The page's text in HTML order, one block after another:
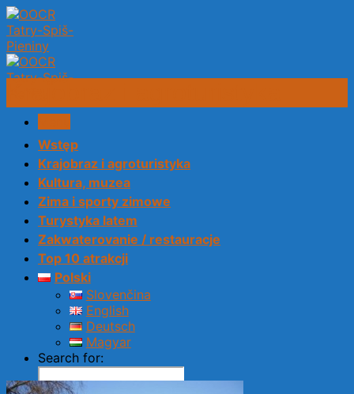
Skip
to
content
Wstęp
Krajobraz i agroturistyka
Kultura, muzea
Zima i sporty zimowe
Turystyka latem
Zakwaterovanie / restauracje
Top 10 atrakcji
Polski
Slovenčina
English
Deutsch
Magyar
Search for: